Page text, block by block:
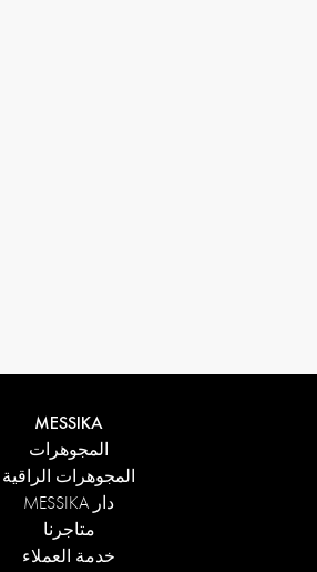
MESSIKA
المجوهرات
المجوهرات الراقية
دار MESSIKA
متاجرنا
خدمة العملاء